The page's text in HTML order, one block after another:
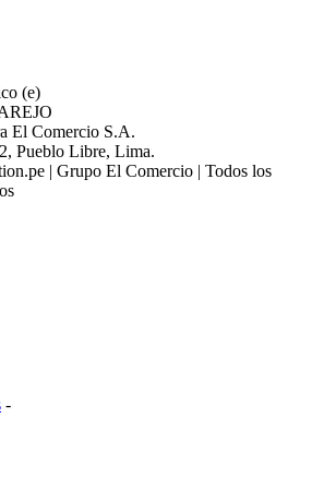
(e)
El Comercio S.A.
Pueblo Libre, Lima.
| Grupo El Comercio | Todos los
-